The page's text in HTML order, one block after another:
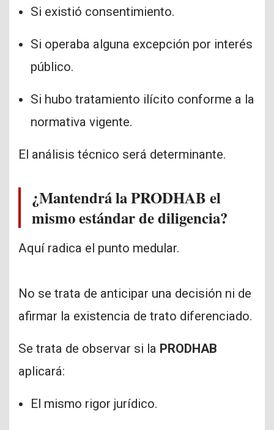
Si existió consentimiento.
Si operaba alguna excepción por interés
público.
Si hubo tratamiento ilícito conforme a la
normativa vigente.
El análisis técnico será determinante.
¿Mantendrá la PRODHAB el
mismo estándar de diligencia?
Aquí radica el punto medular.
No se trata de anticipar una decisión ni de
afirmar la existencia de trato diferenciado.
Se trata de observar si la PRODHAB
aplicará:
El mismo rigor jurídico.